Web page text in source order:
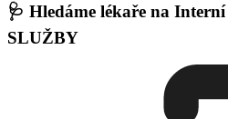
🩺 Hledáme lékaře na
SLUŽBY